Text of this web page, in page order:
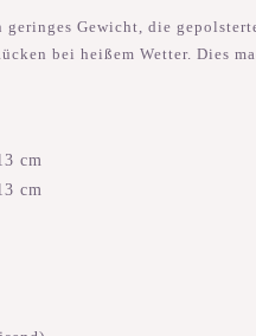
Gewicht, die
bei heißem Wetter. Dies
cm
cm